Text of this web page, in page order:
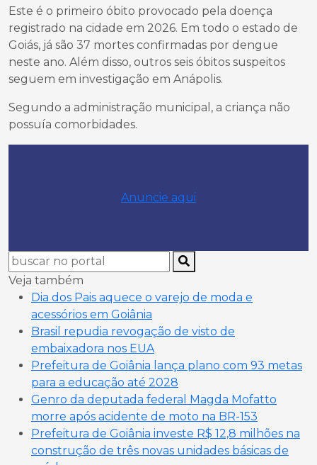
Este é o primeiro óbito provocado pela doença
registrado na cidade em 2026. Em todo o estado de
Goiás, já são 37 mortes confirmadas por dengue
neste ano. Além disso, outros seis óbitos suspeitos
seguem em investigação em Anápolis.
Segundo a administração municipal, a criança não
possuía comorbidades.
Anuncie aqui
Veja também
Dia dos Pais aquece o varejo de moda e
acessórios em Goiânia
Brasil repudia revogação de visto de
embaixadora nos EUA
Prefeitura de Goiânia lança plano com 93 metas
para a educação até 2028
Genro da deputada federal Magda Mofatto
morre após acidente de moto na BR-153
Prefeitura de Goiânia investe R$ 12,8 milhões na
construção de três novas unidades básicas de